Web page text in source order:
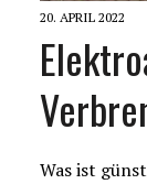
20. APRIL 2022
Was ist